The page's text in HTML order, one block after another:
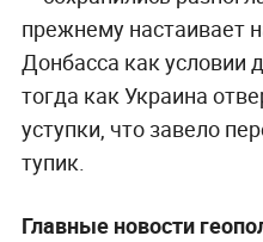
прежнему настаивает
Донбасса как условии
тогда как Украина
уступки, что завело
тупик.
Главные новости